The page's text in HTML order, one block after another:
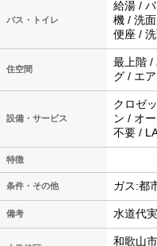
バス・トイレ
給湯 /
機 / 洗
便座 /
住空間
最上階 /
グ / エ
設備・サービス
クロゼ
ン / オ
不要 /
特徴
条件・その他 ガス:都
備考 水道代
和歌山